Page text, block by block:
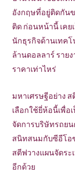
อังกฤษที่อยู่ติดกันข
ติด ก่อนหน้านี้ เคย
นักธุรกิจด้านเทคโ
ล้านดอลลาร์ ราย
ราคาเท่าไหร่
มหาเศรษฐีอย่าง ส
เลือกใช้ยี่ห้อนี้เพื่อ
จัดการบริษัทรถย
สนิทสนมกับซีอีโอ
สตีฟวางแผนจัดระ
อีกด้วย